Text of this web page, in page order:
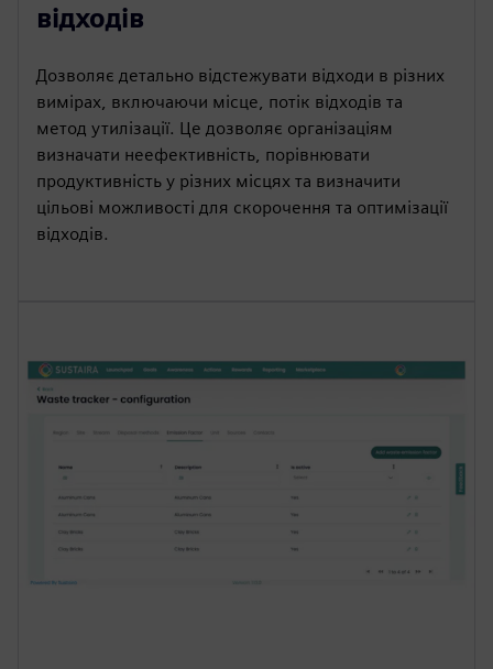
відходів
Дозволяє детально відстежувати відходи в різних
вимірах, включаючи місце, потік відходів та
метод утилізації. Це дозволяє організаціям
визначати неефективність, порівнювати
продуктивність у різних місцях та визначити
цільові можливості для скорочення та оптимізації
відходів.